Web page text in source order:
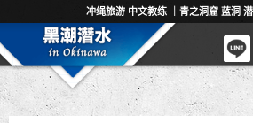
冲绳旅游 中文教练 ｜青之洞窟 蓝洞